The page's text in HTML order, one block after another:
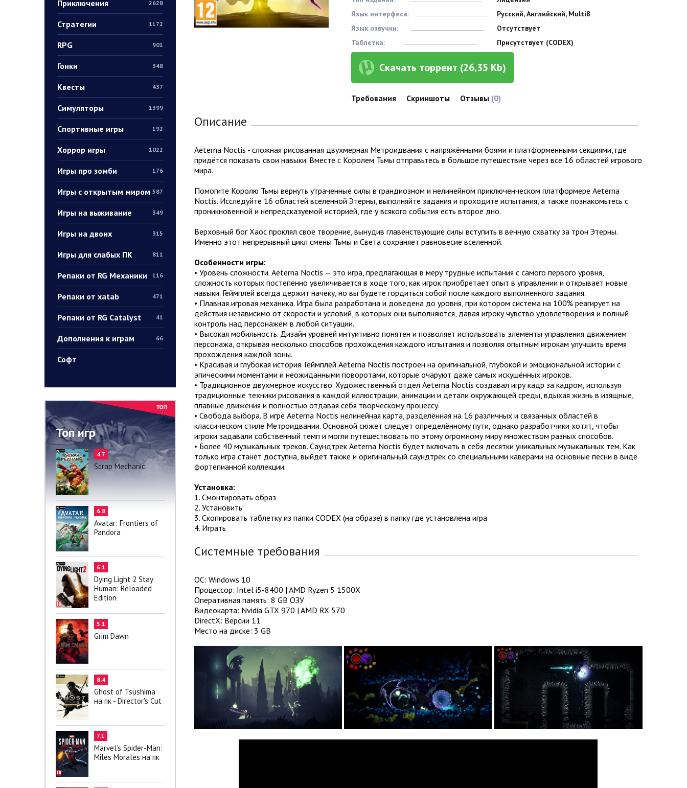
Приключения 2628
Стратегии 1172
RPG 901
Гонки 348
Квесты 437
Симуляторы 1399
Спортивные игры 192
Хоррор игры 1022
Игры про зомби 176
Игры с открытым миром 587
Игры на выживание 349
Игры на двоих 315
Игры для слабых ПК 811
Репаки от RG Механики 116
Репаки от xatab 471
Репаки от RG Catalyst 41
Дополнения к играм 66
Софт
Топ игр
4.7
Scrap Mechanic
6.8
Avatar: Frontiers of
Pandora
6.1
Dying Light 2 Stay
Human: Reloaded
Edition
5.1
Grim Dawn
8.4
Ghost of Tsushima
на пк - Director's Cut
7.1
Marvel’s Spider-Man:
Miles Morales на пк
Язык интерфеса:
Русский, Английский, Multi8
Язык озвучки:
Отсутствует
Таблетка:
Присутствует (CODEX)
Скачать торрент (26,35 Kb)
Требования Скриншоты Отзывы (0)
Описание
Aeterna Noctis - сложная рисованная двухмерная Метроидвания с напряжёнными боями и платформенными секциями, где
придётся показать свои навыки. Вместе с Королем Тьмы отправьтесь в большое путешествие через все 16 областей игрового
мира.
Помогите Королю Тьмы вернуть утраченные силы в грандиозном и нелинейном приключенческом платформере Aeterna
Noctis. Исследуйте 16 областей вселенной Этерны, выполняйте задания и проходите испытания, а также познакомьтесь с
проникновенной и непредсказуемой историей, где у всякого события есть второе дно.
Верховный бог Хаос проклял свое творение, вынудив главенствующие силы вступить в вечную схватку за трон Этерны.
Именно этот непрерывный цикл смены Тьмы и Света сохраняет равновесие вселенной.
Особенности игры:
• Уровень сложности. Aeterna Noctis — это игра, предлагающая в меру трудные испытания с самого первого уровня,
сложность которых постепенно увеличивается в ходе того, как игрок приобретает опыт в управлении и открывает новые
навыки. Геймплей всегда держит начеку, но вы будете гордиться собой после каждого выполненного задания.
• Плавная игровая механика. Игра была разработана и доведена до уровня, при котором система на 100% реагирует на
действия независимо от скорости и условий, в которых они выполняются, давая игроку чувство удовлетворения и полный
контроль над персонажем в любой ситуации.
• Высокая мобильность. Дизайн уровней интуитивно понятен и позволяет использовать элементы управления движением
персонажа, открывая несколько способов прохождения каждого испытания и позволяя опытным игрокам улучшить время
прохождения каждой зоны.
• Красивая и глубокая история. Геймплей Aeterna Noctis построен на оригинальной, глубокой и эмоциональной истории с
эпическими моментами и неожиданными поворотами, которые очаруют даже самых искушённых игроков.
• Традиционное двухмерное искусство. Художественный отдел Aeterna Noctis создавал игру кадр за кадром, используя
традиционные техники рисования в каждой иллюстрации, анимации и детали окружающей среды, вдыхая жизнь в изящные,
плавные движения и полностью отдавая себя творческому процессу.
• Свобода выбора. В игре Aeterna Noctis нелинейная карта, разделённая на 16 различных и связанных областей в
классическом стиле Метроидвании. Основной сюжет следует определённому пути, однако разработчики хотят, чтобы
игроки задавали собственный темп и могли путешествовать по этому огромному миру множеством разных способов.
• Более 40 музыкальных треков. Саундтрек Aeterna Noctis будет включать в себя десятки уникальных музыкальных тем. Как
только игра станет доступна, выйдет также и оригинальный саундтрек со специальными каверами на основные песни в виде
фортепианной коллекции.
Установка:
1. Смонтировать образ
2. Установить
3. Скопировать таблетку из папки CODEX (на образе) в папку где установлена игра
4. Играть
Системные требования
ОС: Windows 10
Процессор: Intel i5-8400 | AMD Ryzen 5 1500X
Оперативная память: 8 GB ОЗУ
Видеокарта: Nvidia GTX 970 | AMD RX 570
DirectX: Версии 11
Место на диске: 3 GB